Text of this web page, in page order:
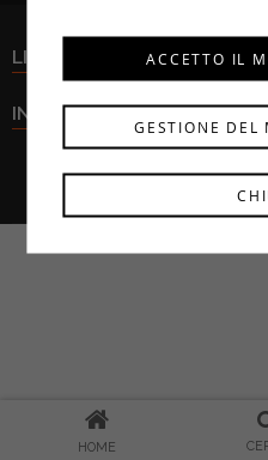
HOME
LINK UTILI
INFORMAZIONI
Ferramenta
GESTIONE DEL
ACCETTO IL